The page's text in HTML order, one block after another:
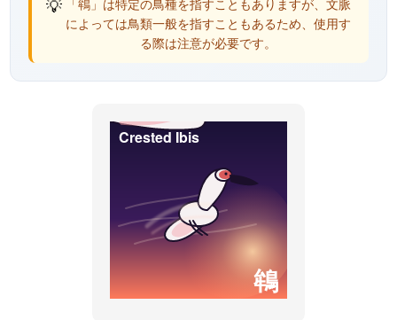
💡 「鴾」は特定の鳥種を指すこともありますが、文脈
によっては鳥類一般を指すこともあるため、使用す
る際は注意が必要です。
鴾
Crested Ibis